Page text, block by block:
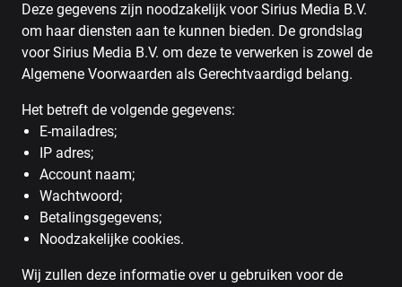
Deze gegevens zijn noodzakelijk voor Sirius Media B.V.
om haar diensten aan te kunnen bieden. De grondslag
voor Sirius Media B.V. om deze te verwerken is zowel de
Algemene Voorwaarden als Gerechtvaardigd belang.
Het betreft de volgende gegevens:
E-mailadres;
IP adres;
Account naam;
Wachtwoord;
Betalingsgegevens;
Noodzakelijke cookies.
Wij zullen deze informatie over u gebruiken voor de